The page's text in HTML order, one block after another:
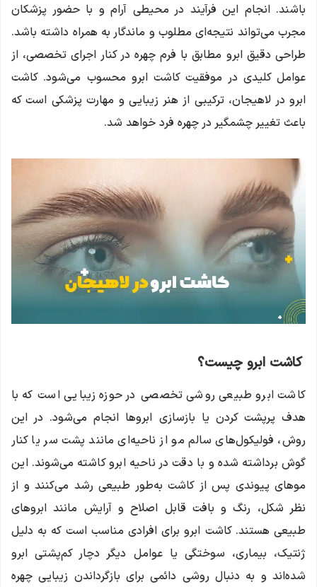
باشند. انجام این فرآیند در محیطی آرام و با حضور پزشکان
مجرب می‌تواند نتیجه‌ای مطلوب و ماندگار به همراه داشته باشد.
طراحی دقیق ابرو مطابق با فرم چهره در کنار اجرای تخصصی، از
عوامل کلیدی در موفقیت کاشت ابرو محسوب می‌شود. کاشت
ابرو در لاهیجان، ترکیبی از هنر زیبایی و مهارت پزشکی است که
باعث تغییر چشمگیر در چهره فرد خواهد شد.
کاشت ابرو چیست؟
کاشت ابرو طبیعی روشی تخصصی در حوزه زیبایی است که با
هدف پرپشت کردن یا بازسازی ابروها انجام می‌شود. در این
روش، فولیکول‌های سالم مو از ناحیه‌ای مانند پشت سر یا کنار
گوش برداشته شده و با دقت در ناحیه ابرو کاشته می‌شوند. این
موهای پیوندی پس از کاشت به‌طور طبیعی رشد می‌کنند و از
نظر شکل، رنگ و بافت قابل اصلاح و آرایش مانند ابروهای
طبیعی هستند. کاشت ابرو برای افرادی مناسب است که به دلیل
ژنتیک، بیماری، سوختگی یا عوامل دیگر دچار کم‌پشتی ابرو
شده‌اند و به دنبال روشی دائمی برای بازگرداندن زیبایی چهره